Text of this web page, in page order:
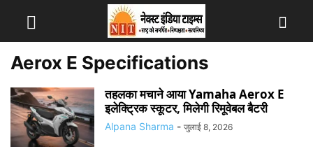
Aerox E Specifications
तहलका मचाने आया Yamaha Aerox E
इलेक्ट्रिक स्कूटर, मिलेगी रिमूवेबल बैटरी
Alpana Sharma - जुलाई 8, 2026